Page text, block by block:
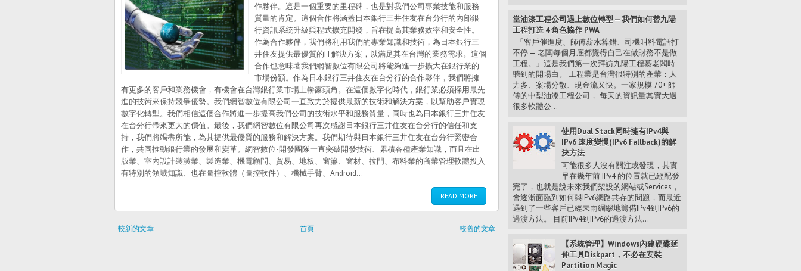
作夥伴。這是一個重要的里程碑，也是對我們公司專業技能和服務
質量的肯定。這個合作將涵蓋日本銀行三井住友在台分行的內部銀
行資訊系統升級與程式擴充開發，旨在提高其業務效率和安全性。
作為合作夥伴，我們將利用我們的專業知識和技術，為日本銀行三
井住友提供最優質的IT解決方案，以滿足其在台灣的業務需求。這個
合作也意味著我們網智數位有限公司將能夠進一步擴大在銀行業的
市場份額。作為日本銀行三井住友在台分行的合作夥伴，我們將擁
有更多的客戶和業務機會，有機會在台灣銀行業市場上嶄露頭角。在這個數字化時代，銀行業必須採用最先
進的技術來保持競爭優勢。我們網智數位有限公司一直致力於提供最新的技術和解決方案，以幫助客戶實現
數字化轉型。我們相信這個合作將進一步提高我們公司的技術水平和服務質量，同時也為日本銀行三井住友
在台分行帶來更大的價值。最後，我們網智數位有限公司再次感謝日本銀行三井住友在台分行的信任和支
持，我們將竭盡所能，為其提供最優質的服務和解決方案。我們期待與日本銀行三井住友在台分行緊密合
作，共同推動銀行業的發展和變革。網智數位-開發團隊一直突破開發技術、累積各種產業知識，而且在出
版業、室內設計裝潢業、製造業、機電顧問、貿易、地板、窗簾、窗材、拉門、布料業的商業管理軟體投入
有特別的領域知識、也在圖控軟體（圖控軟件）、機械手臂、Android...
READ MORE
較新的文章 較舊的文章
首頁
當油漆工程公司遇上數位轉型 — 我們如何替九陽
工程打造 4 角色協作 PWA
「客戶催進度、師傅薪水算錯、司機叫料電話打
不停 — 老闆每個月底都覺得自己在做財務不是做
工程。」這是我們第一次拜訪九陽工程慕老闆時
聽到的開場白。 工程業是台灣很特別的產業：人
力多、案場分散、現金流又快。一家規模 70+ 師
傅的中型油漆工程公司， 每天的資訊量其實大過
很多軟體公...
使用Dual Stack同時擁有IPv4與
IPv6 速度變慢(IPv6 Fallback)的解
決方法
可能很多人沒有關注或發現，其實
早在幾年前 IPv4 的位置就已經配發
完了，也就是說未來我們架設的網站或Services，
會逐漸面臨到如何與IPv6網路共存的問題，而最近
遇到了一些客戶已經未雨綢繆地籌備IPv4到IPv6的
過渡方法。 目前IPv4到IPv6的過渡方法...
【系統管理】Windows內建硬碟延
伸工具Diskpart，不必在安裝
Partition Magic